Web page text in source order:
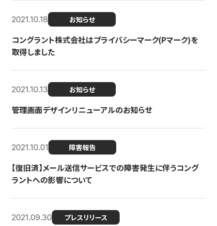
2021.10.18 お知らせ
コングラント株式会社はプライバシーマーク(Pマーク)を
取得しました
2021.10.13 お知らせ
管理画面デザインリニューアルのお知らせ
2021.10.01 障害報告
【復旧済】メール送信サービスでの障害発生に伴うコング
ラントへの影響について
2021.09.30 プレスリリース